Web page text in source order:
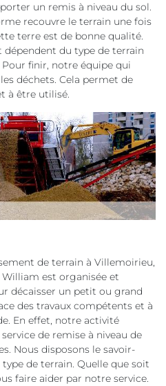
un remis à niveau du sol.
recouvre le terrain une fois
terre est de bonne qualité.
dépendent du type de terrain
finir, notre équipe qui
déchets. Cela permet de
à être utilisé.
de terrain à Villemoirieu,
William est organisée et
décaisser un petit ou grand
des travaux compétents et à
En effet, notre activité
de remise à niveau de
Nous disposons le savoir-
de terrain. Quelle que soit
faire aider par notre service.